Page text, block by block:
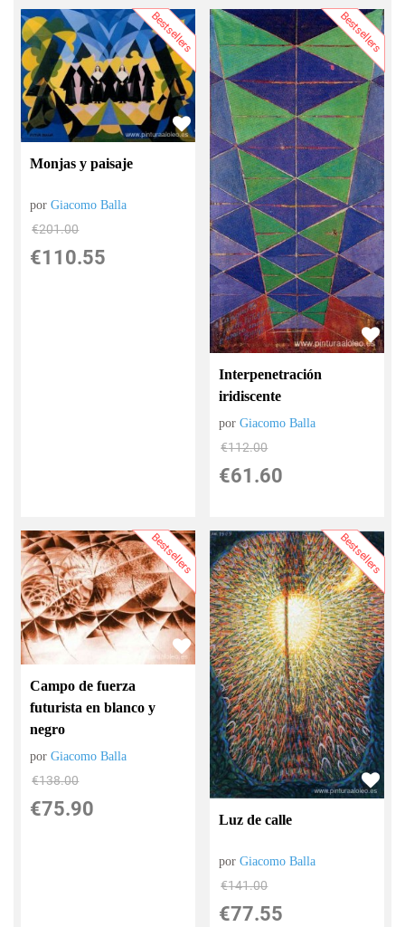
Bestsellers
Monjas y paisaje
porGiacomo Balla
€201.00
€110.55
Bestsellers
Interpenetración
iridiscente
porGiacomo Balla
€112.00
€61.60
Bestsellers
Campo de fuerza
futurista en blanco y
negro
porGiacomo Balla
€138.00
€75.90
Bestsellers
Luz de calle
porGiacomo Balla
€141.00
€77.55